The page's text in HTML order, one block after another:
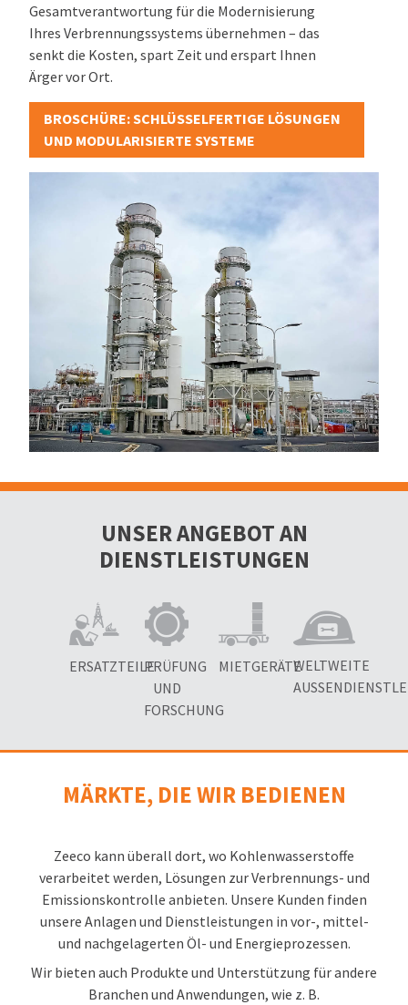
Gesamtverantwortung für die Modernisierung
Ihres Verbrennungssystems übernehmen – das
senkt die Kosten, spart Zeit und erspart Ihnen
Ärger vor Ort.
BROSCHÜRE: SCHLÜSSELFERTIGE LÖSUNGEN
UND MODULARISIERTE SYSTEME
UNSER ANGEBOT AN
DIENSTLEISTUNGEN
ERSATZTEILEPRÜFUNG
UND
FORSCHUNG
MIETGERÄTEWELTWEITE
MÄRKTE, DIE WIR BEDIENEN
Zeeco kann überall dort, wo Kohlenwasserstoffe
verarbeitet werden, Lösungen zur Verbrennungs- und
Emissionskontrolle anbieten. Unsere Kunden finden
unsere Anlagen und Dienstleistungen in vor-, mittel-
und nachgelagerten Öl- und Energieprozessen.
Wir bieten auch Produkte und Unterstützung für andere
Branchen und Anwendungen, wie z. B.